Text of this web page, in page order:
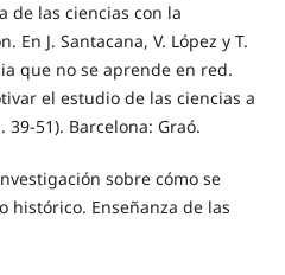
de las ciencias con la
En J. Santacana, V. López y T.
que no se aprende en red.
el estudio de las ciencias a
51). Barcelona: Graó.
sobre cómo se
histórico. Enseñanza de las